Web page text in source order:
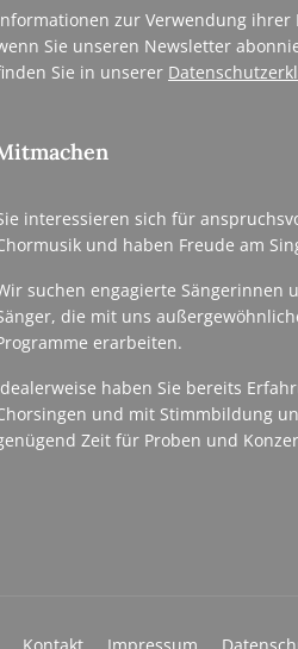
zur Verwendung ihrer
Sie unseren Newsletter
Sie in unserer
interessieren sich für
und haben Freude am
suchen engagierte Sängerinnen
die mit uns
erarbeiten.
haben Sie bereits
und mit Stimmbildung
Zeit für Proben und